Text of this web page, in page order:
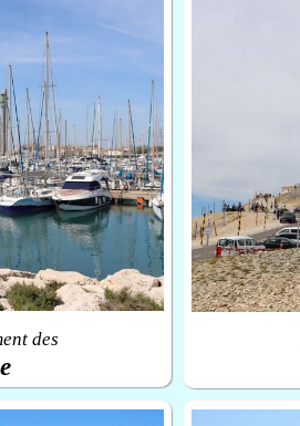
des